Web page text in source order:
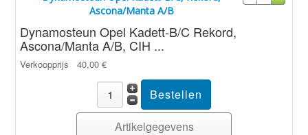
Ascona/Manta A/B
Dynamosteun Opel Kadett-B/C Rekord,
Ascona/Manta A/B, CIH ...
Verkoopprijs 40,00 €
Artikelgegevens